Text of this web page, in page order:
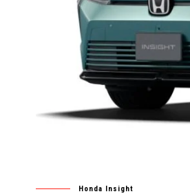
Honda Insight